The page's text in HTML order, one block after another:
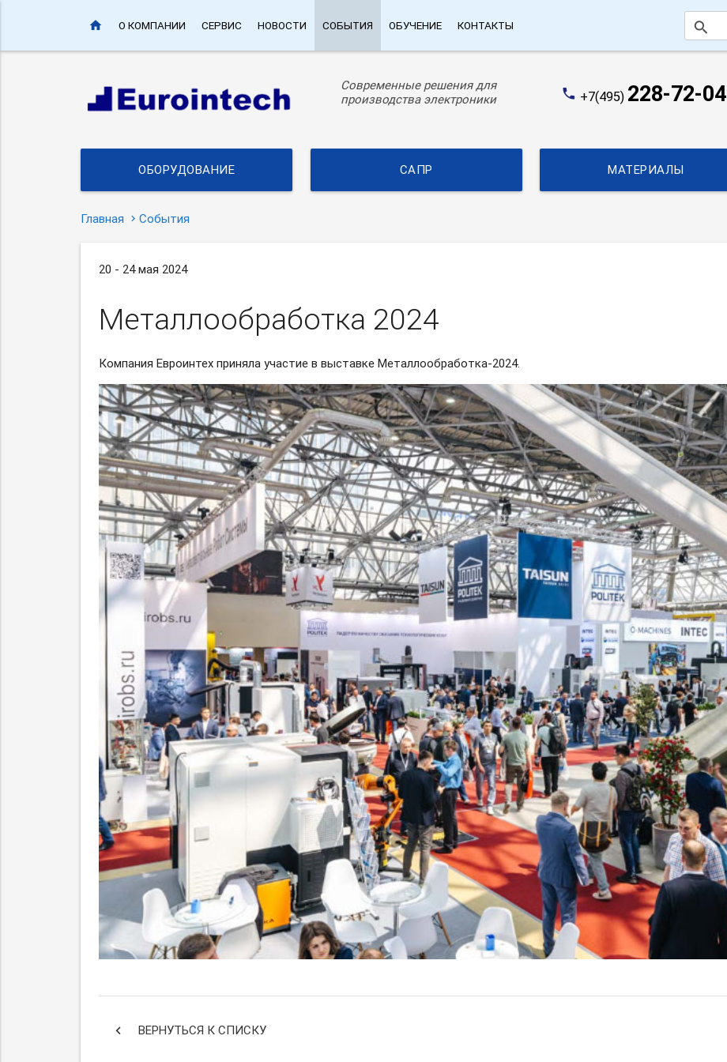
home О КОМПАНИИ СЕРВИС НОВОСТИ СОБЫТИЯ ОБУЧЕНИЕ КОНТАКТЫ search
Современные решения для
производства электроники
phone +7(495) 228-72-04
ОБОРУДОВАНИЕ САПР МАТЕРИАЛЫ
Главная События
20 - 24 мая 2024
Металлообработка 2024
Компания Евроинтех приняла участие в выставке Металлообработка-2024.
keyboard_arrow_left ВЕРНУТЬСЯ К СПИСКУ